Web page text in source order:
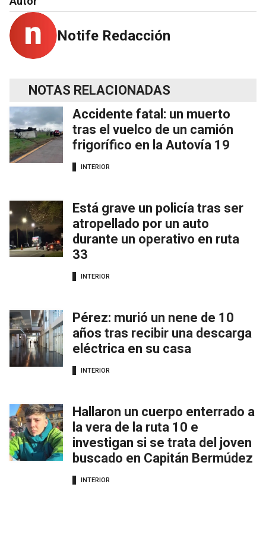
Notife Redacción
NOTAS RELACIONADAS
Accidente fatal: un muerto
tras el vuelco de un camión
frigorífico en la Autovía 19
INTERIOR
Está grave un policía tras ser
atropellado por un auto
durante un operativo en ruta
33
INTERIOR
Pérez: murió un nene de 10
años tras recibir una descarga
eléctrica en su casa
INTERIOR
Hallaron un cuerpo enterrado a
la vera de la ruta 10 e
investigan si se trata del joven
buscado en Capitán Bermúdez
INTERIOR